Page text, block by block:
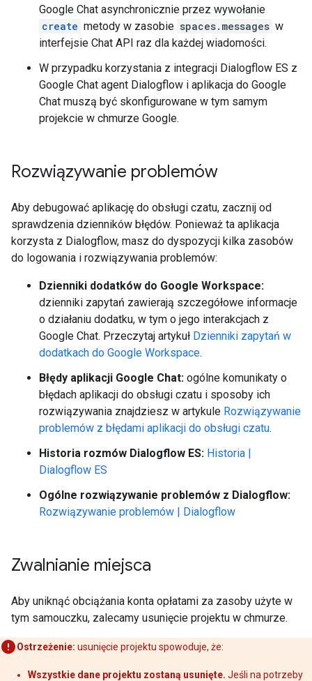
Google Chat asynchronicznie przez wywołanie
create metody w zasobie spaces.messages w
interfejsie Chat API raz dla każdej wiadomości.
W przypadku korzystania z integracji Dialogflow ES z
Google Chat agent Dialogflow i aplikacja do Google
Chat muszą być skonfigurowane w tym samym
projekcie w chmurze Google.
Rozwiązywanie problemów
Aby debugować aplikację do obsługi czatu, zacznij od
sprawdzenia dzienników błędów. Ponieważ ta aplikacja
korzysta z Dialogflow, masz do dyspozycji kilka zasobów
do logowania i rozwiązywania problemów:
Dzienniki dodatków do Google Workspace:
dzienniki zapytań zawierają szczegółowe informacje
o działaniu dodatku, w tym o jego interakcjach z
Google Chat. Przeczytaj artykuł Dzienniki zapytań w
dodatkach do Google Workspace.
Błędy aplikacji Google Chat: ogólne komunikaty o
błędach aplikacji do obsługi czatu i sposoby ich
rozwiązywania znajdziesz w artykule Rozwiązywanie
problemów z błędami aplikacji do obsługi czatu.
Historia rozmów Dialogflow ES: Historia |
Dialogflow ES
Ogólne rozwiązywanie problemów z Dialogflow:
Rozwiązywanie problemów | Dialogflow
Zwalnianie miejsca
Aby uniknąć obciążania konta opłatami za zasoby użyte w
tym samouczku, zalecamy usunięcie projektu w chmurze.
Ostrzeżenie: usunięcie projektu spowoduje, że:
Wszystkie dane projektu zostaną usunięte. Jeśli na potrzeby